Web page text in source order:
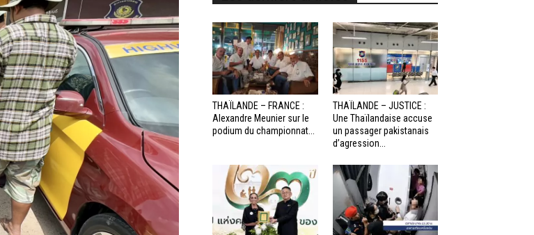
THAÏLANDE – FRANCE :
Alexandre Meunier sur le
podium du championnat...
THAÏLANDE – JUSTICE :
Une Thaïlandaise accuse
un passager pakistanais
d’agression...